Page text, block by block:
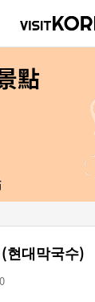
點
현대막국수)
0